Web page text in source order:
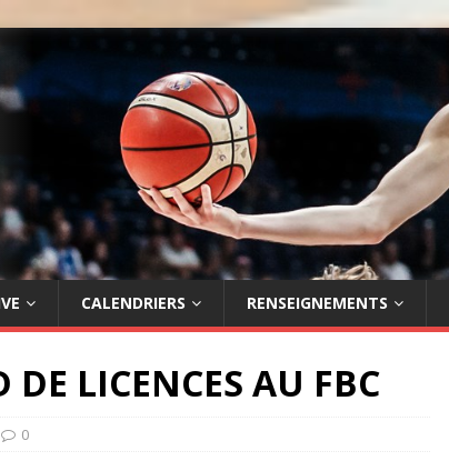
CALENDRIERS RENSEIGNEMENTS
LICENCES AU FBC
0